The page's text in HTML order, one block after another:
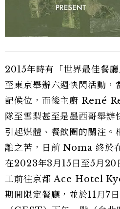
2015年時有「世界最佳餐
至東京舉辦六週快閃活動，
記候位，而後主廚 René
隊至雪梨甚至是墨西哥舉辦
引起媒體、餐飲圈的關注。
離之苦，日前 Noma 終於
在2023年3月15日至5月20
工前往京都 Ace Hotel
期間限定餐廳，並於11月7